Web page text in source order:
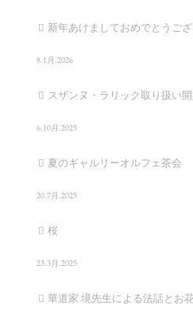
新年あけましておめでとうご
8.1月.2026
スザンヌ・ラリック取り扱い
6.10月.2025
夏のギャルリーオルフェ茶会
20.7月.2025
桜
23.3月.2025
華道家 境先生による法話とお